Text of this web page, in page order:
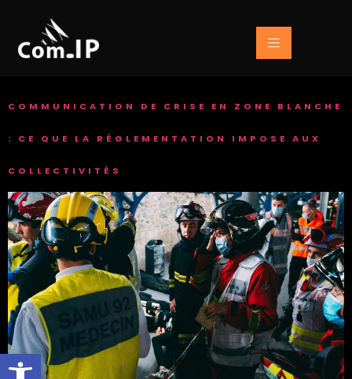
Ouvrir la barre d’outils
COMMUNICATION DE CRISE EN ZONE BLANCHE
: CE QUE LA RÉGLEMENTATION IMPOSE AUX
COLLECTIVITÉS